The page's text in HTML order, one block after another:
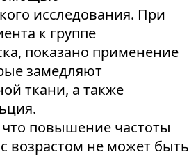
исследования. При
к группе
показано применение
замедляют
ткани, а также
повышение частоты
возрастом не может быть